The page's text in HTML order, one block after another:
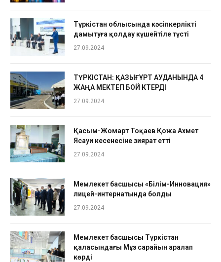
Түркістан облысында кәсіпкерлікті
дамытуға қолдау күшейтіле түсті
27.09.2024
ТҮРКІСТАН: ҚАЗЫҒҰРТ АУДАНЫНДА 4
ЖАҢА МЕКТЕП БОЙ КӨТЕРДІ
27.09.2024
Қасым-Жомарт Тоқаев Қожа Ахмет
Ясауи кесенесіне зиярат етті
27.09.2024
Мемлекет басшысы «Білім-Инновация»
лицей-интернатында болды
27.09.2024
Мемлекет басшысы Түркістан
қаласындағы Мұз сарайын аралап
көрді